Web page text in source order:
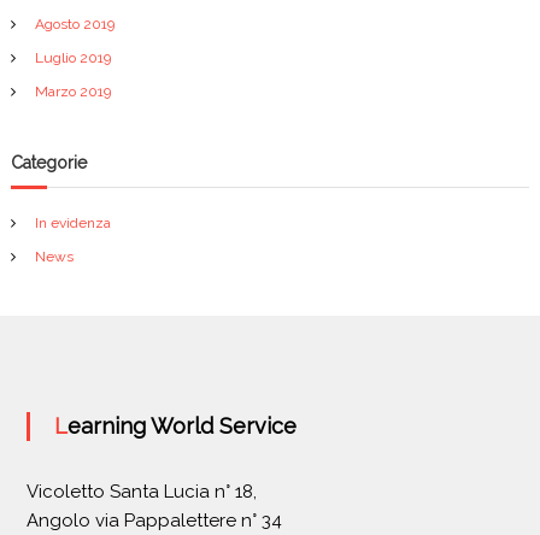
Agosto 2019
Luglio 2019
Marzo 2019
Categorie
In evidenza
News
Learning World Service
Vicoletto Santa Lucia n° 18,
Angolo via Pappalettere n° 34